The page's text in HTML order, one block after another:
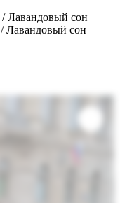
/ Лавандовый сон
/ Лавандовый сон